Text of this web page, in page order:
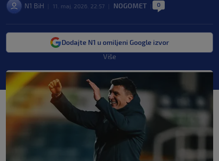
N1 BiH 11. maj. 2026. 22:57 NOGOMET 0
Dodajte N1 u omiljeni Google izvor
Više